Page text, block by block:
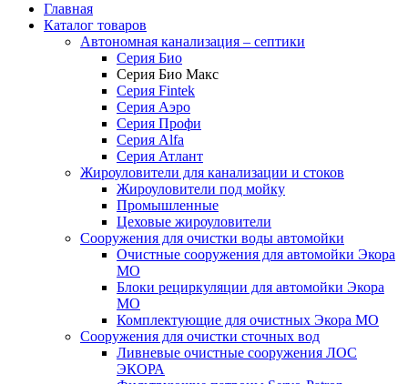
Главная
Каталог товаров
Автономная канализация – септики
Серия Био
Серия Био Макс
Серия Fintek
Серия Аэро
Серия Профи
Серия Alfa
Серия Атлант
Жироуловители для канализации и стоков
Жироуловители под мойку
Промышленные
Цеховые жироуловители
Сооружения для очистки воды автомойки
Очистные сооружения для автомойки Экора
МО
Блоки рециркуляции для автомойки Экора
МО
Комплектующие для очистных Экора МО
Сооружения для очистки сточных вод
Ливневые очистные сооружения ЛОС
ЭКОРА